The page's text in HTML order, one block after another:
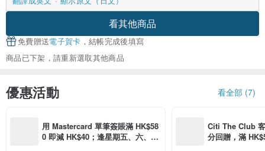
看其他商品
免費贈送電子賀卡 ，結帳完成後填寫
商品已下架，請重新選取其他商品
優惠活動 看全部 (7)
用 Mastercard 單筆簽賬滿 HK$58
0 即減 HK$40；逢星期五、六、日
Citi The Club
分回贈，滿